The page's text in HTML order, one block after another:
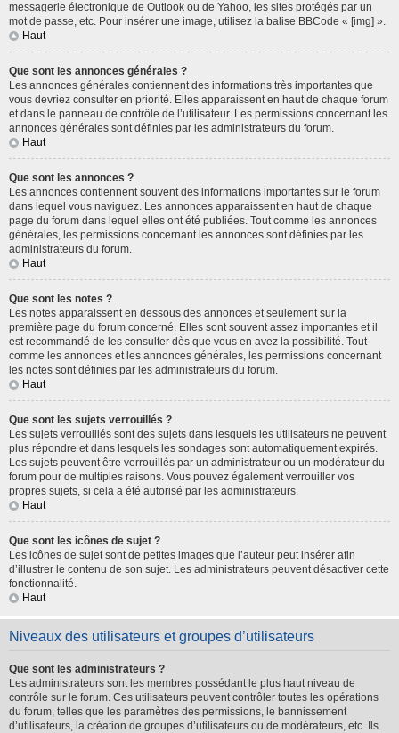
messagerie électronique de Outlook ou de Yahoo, les sites protégés par un
mot de passe, etc. Pour insérer une image, utilisez la balise BBCode « [img] ».
Haut
Que sont les annonces générales ?
Les annonces générales contiennent des informations très importantes que
vous devriez consulter en priorité. Elles apparaissent en haut de chaque forum
et dans le panneau de contrôle de l’utilisateur. Les permissions concernant les
annonces générales sont définies par les administrateurs du forum.
Haut
Que sont les annonces ?
Les annonces contiennent souvent des informations importantes sur le forum
dans lequel vous naviguez. Les annonces apparaissent en haut de chaque
page du forum dans lequel elles ont été publiées. Tout comme les annonces
générales, les permissions concernant les annonces sont définies par les
administrateurs du forum.
Haut
Que sont les notes ?
Les notes apparaissent en dessous des annonces et seulement sur la
première page du forum concerné. Elles sont souvent assez importantes et il
est recommandé de les consulter dès que vous en avez la possibilité. Tout
comme les annonces et les annonces générales, les permissions concernant
les notes sont définies par les administrateurs du forum.
Haut
Que sont les sujets verrouillés ?
Les sujets verrouillés sont des sujets dans lesquels les utilisateurs ne peuvent
plus répondre et dans lesquels les sondages sont automatiquement expirés.
Les sujets peuvent être verrouillés par un administrateur ou un modérateur du
forum pour de multiples raisons. Vous pouvez également verrouiller vos
propres sujets, si cela a été autorisé par les administrateurs.
Haut
Que sont les icônes de sujet ?
Les icônes de sujet sont de petites images que l’auteur peut insérer afin
d’illustrer le contenu de son sujet. Les administrateurs peuvent désactiver cette
fonctionnalité.
Haut
Niveaux des utilisateurs et groupes d’utilisateurs
Que sont les administrateurs ?
Les administrateurs sont les membres possédant le plus haut niveau de
contrôle sur le forum. Ces utilisateurs peuvent contrôler toutes les opérations
du forum, telles que les paramètres des permissions, le bannissement
d’utilisateurs, la création de groupes d’utilisateurs ou de modérateurs, etc. Ils